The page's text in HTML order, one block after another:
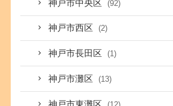
神戸市中央区 (92)
神戸市西区 (2)
神戸市長田区 (1)
神戸市灘区 (13)
神戸市東灘区